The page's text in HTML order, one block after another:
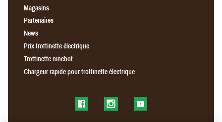
Magasins
Partenaires
News
Prix trottinette électrique
Trottinette ninebot
Chargeur rapide pour trottinette électrique
Find us on FacebookFind us on InstagramFind us on YouTube